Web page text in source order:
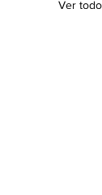
Ver todo